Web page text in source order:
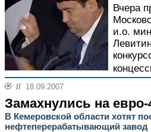
Вчера
и.о.
// 18.09.2007
Замахнулись на евро-
В Кемеровской области хотят
нефтеперерабатывающий завод